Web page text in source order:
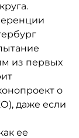
из первых
о
даже если
ее